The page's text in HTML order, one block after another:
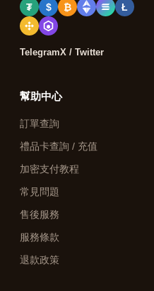
₮ $ ₿ Ł
TelegramX / Twitter
幫助中心
訂單查詢
禮品卡查詢 / 充值
加密支付教程
常見問題
售後服務
服務條款
退款政策